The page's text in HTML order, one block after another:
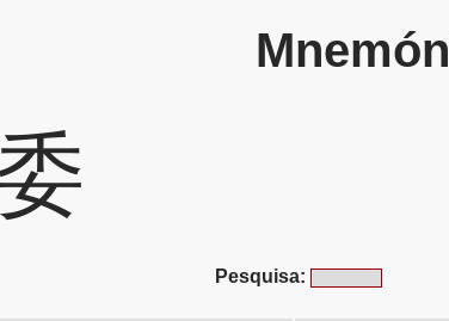
Pesquisa: